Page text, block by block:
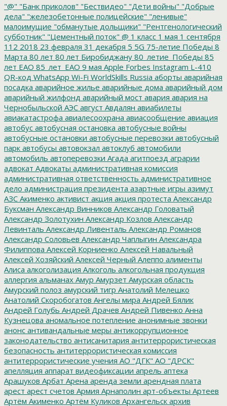
"@" "Банк приколов" "Бествидео" "Дети войны" "Добрые
дела" "железобетонные полицейские" "ленивые"
малоимущие "обманутые дольщики" "Рентгенологический
субботник" "Цементный поток" @ 1 класс 1 мая 1 сентября
112 2018 23 февраля 31 декабря 5 5G 75-летие Победы 8
Марта 80 лет 80 лет Биробиджану 80_летие_Победы 85
лет ЕАО 85_лет_ЕАО 9 мая Apple Forbes Instagram L-410
QR-код WhatsApp Wi-Fi WorldSkills Russia аборты аварийная
посадка аварийное жилье аварийные дома аварийный дом
аварийный жилфонд аварийный мост авария авария на
Чернобыльской АЭС август Авдалян авиабилеты
авиакатастрофа авиалесоохрана авиасообщение авиация
автобус автобусная остановка автобусные войны
автобусные остановки автобусные перевозки автобусный
парк автобусы автовокзал автоклуб автомобили
автомобиль автоперевозки Агада агитпоезд аграрии
адвокат Адвокаты административная комиссия
административная ответственность административное
дело администрация президента азартные игры азимут
АЗС Акименко активист акция акция протеста Александр
Буксман Александр Винников Александр Головатый
Александр Золотухин Александр Козлов Александр
Левинталь Александр Ливенталь Александр Романов
Александр Соловьев Александр Чаплыгин Александра
Филиппова Алексей Корниенко Алексей Навальный
Алексей Хозяйский Алексей Черный Алеппо алименты
Алиса алкоголизация Алкоголь алкогольная продукция
аллергия альманах Амур Амурзет Амурская область
Амурский полоз амурский тигр Анатолий Мелешко
Анатолий Скоробогатов Ангелы мира Андрей Бялик
Андрей Голубь Андрей Драчев Андрей Пивенко Анна
Кузнецова аномальное потепление анонимные звонки
анонс антивандальные меры антикоррупционное
законодательство антисанитария антитеррористическая
безопасность антитеррористическая комиссия
антитеррористические учения АО "ДГК" АО "ДРСК"
апелляция аппарат видеофиксации апрель аптека
Арашуков Арбат Арена аренда земли арендная плата
арест арест счетов Армия Арнаполин арт-объекты Артеев
Артём Акименко Артём Куликов Архангельск архив